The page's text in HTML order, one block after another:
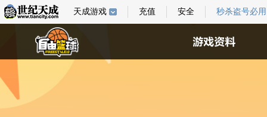
天成游戏 充值 安全 秒杀盗号必用